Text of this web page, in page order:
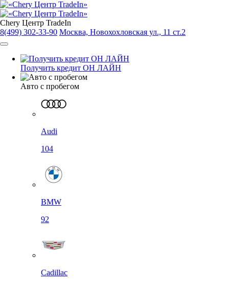
Chery Центр TradeIn
8(499) 302-33-90 Москва, Новохохловская ул., 11 ст.2
Получить кредит ОН ЛАЙН
Авто с пробегом
Audi
104
BMW
92
Cadillac